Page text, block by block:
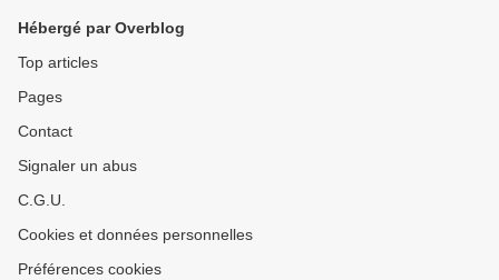
Hébergé par Overblog
Top articles
Pages
Contact
Signaler un abus
C.G.U.
Cookies et données personnelles
Préférences cookies